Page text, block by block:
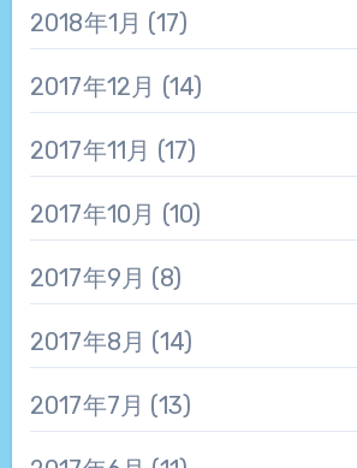
2018年1月 (17)
2017年12月 (14)
2017年11月 (17)
2017年10月 (10)
2017年9月 (8)
2017年8月 (14)
2017年7月 (13)